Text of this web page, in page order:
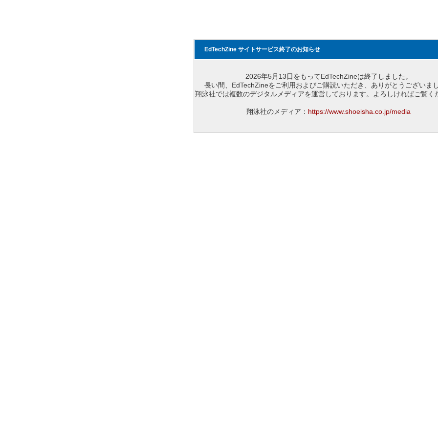
EdTechZine サイトサービス終了のお知らせ
2026年5月13日をもってEdTechZineは終了しました。
長い間、EdTechZineをご利用およびご購読いただき、ありがとうございまし
翔泳社では複数のデジタルメディアを運営しております。よろしければご覧く
翔泳社のメディア： https://www.shoeisha.co.jp/media